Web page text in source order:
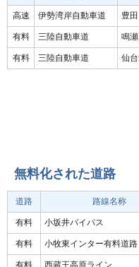
高速 伊勢湾岸自動車道 豊
有料 三陸自動車道 鳴
有料 三陸自動車道 仙
無料化された道路
道路 路線名称
有料 小坂井バイパス
有料 小牧東インター有料道路
有料 西蔵王高原ライン